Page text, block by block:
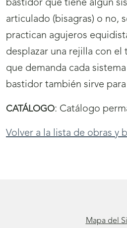
bastidor que tiene algún
articulado (bisagras) o no,
practican agujeros
desplazar una rejilla con el
que demanda cada
bastidor también sirve
CATÁLOGO: Catálogo
Volver a la lista de obras y
Mapa del